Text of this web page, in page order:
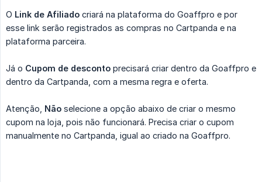
O Link de Afiliado criará na plataforma do Goaffpro e por
esse link serão registrados as compras no Cartpanda e na
plataforma parceira.
Já o Cupom de desconto precisará criar dentro da Goaffpro e
dentro da Cartpanda, com a mesma regra e oferta.
Atenção, Não selecione a opção abaixo de criar o mesmo
cupom na loja, pois não funcionará. Precisa criar o cupom
manualmente no Cartpanda, igual ao criado na Goaffpro.